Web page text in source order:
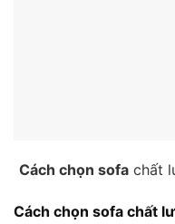
Cách chọn sofa chất
Cách chọn sofa chất